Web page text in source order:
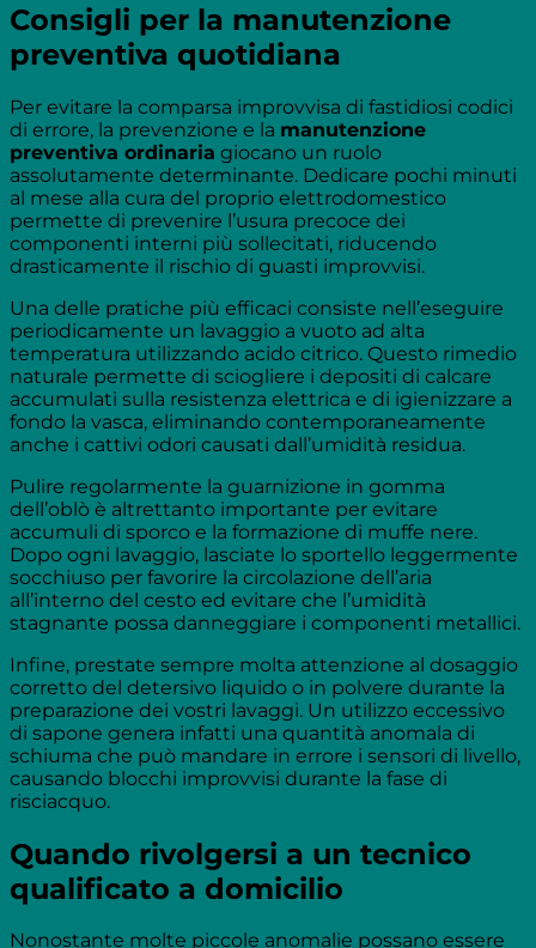
Consigli per la manutenzione
preventiva quotidiana
Per evitare la comparsa improvvisa di fastidiosi codici
di errore, la prevenzione e la manutenzione
preventiva ordinaria giocano un ruolo
assolutamente determinante. Dedicare pochi minuti
al mese alla cura del proprio elettrodomestico
permette di prevenire l’usura precoce dei
componenti interni più sollecitati, riducendo
drasticamente il rischio di guasti improvvisi.
Una delle pratiche più efficaci consiste nell’eseguire
periodicamente un lavaggio a vuoto ad alta
temperatura utilizzando acido citrico. Questo rimedio
naturale permette di sciogliere i depositi di calcare
accumulati sulla resistenza elettrica e di igienizzare a
fondo la vasca, eliminando contemporaneamente
anche i cattivi odori causati dall’umidità residua.
Pulire regolarmente la guarnizione in gomma
dell’oblò è altrettanto importante per evitare
accumuli di sporco e la formazione di muffe nere.
Dopo ogni lavaggio, lasciate lo sportello leggermente
socchiuso per favorire la circolazione dell’aria
all’interno del cesto ed evitare che l’umidità
stagnante possa danneggiare i componenti metallici.
Infine, prestate sempre molta attenzione al dosaggio
corretto del detersivo liquido o in polvere durante la
preparazione dei vostri lavaggi. Un utilizzo eccessivo
di sapone genera infatti una quantità anomala di
schiuma che può mandare in errore i sensori di livello,
causando blocchi improvvisi durante la fase di
risciacquo.
Quando rivolgersi a un tecnico
qualificato a domicilio
Nonostante molte piccole anomalie possano essere